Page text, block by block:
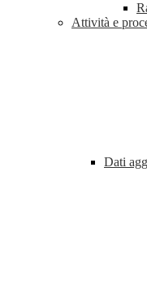
Attività e
Dati